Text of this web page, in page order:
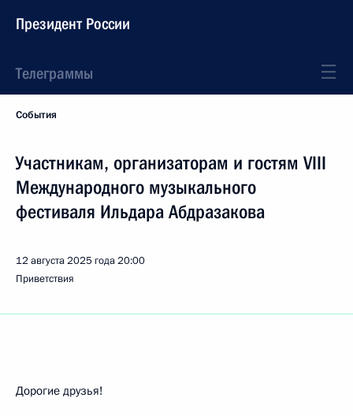
Президент России
Телеграммы
События
Участникам, организаторам и гостям VIII
Международного музыкального
фестиваля Ильдара Абдразакова
12 августа 2025 года20:00
Приветствия
Дорогие друзья!